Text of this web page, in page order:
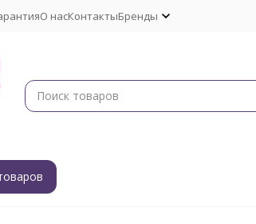
О насКонтактыБренды